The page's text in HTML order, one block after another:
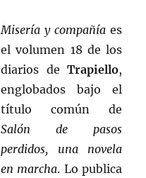
Misería y compañíaes
el volumen 18 de los
diarios de Trapiello,
englobados bajo el
título común de
Salón de pasos
perdidos, una novela
en marcha. Lo publica